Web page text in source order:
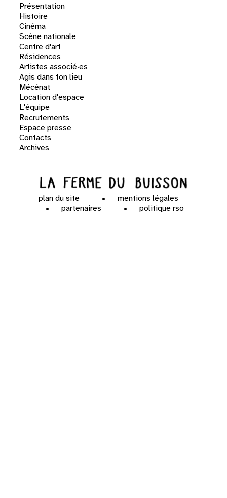
Présentation
Histoire
Cinéma
Scène nationale
Centre d'art
Résidences
Artistes associé·es
Agis dans ton lieu
Mécénat
Location d'espace
L'équipe
Recrutements
Espace presse
Contacts
Archives
plan du site
mentions légales
partenaires
politique rso